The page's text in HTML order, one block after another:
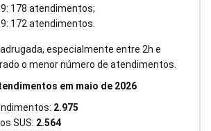
178 atendimentos;
172 atendimentos.
especialmente entre 2h e
o menor número de atendimentos.
em maio de 2026
2.975
SUS: 2.564